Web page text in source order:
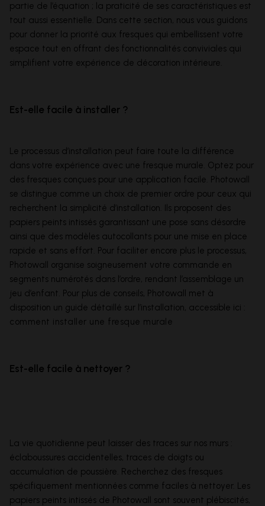
partie de l’équation ; la praticité de ses caractéristiques est
tout aussi essentielle. Dans cette section, nous vous guidons
pour donner la priorité aux fresques qui embellissent votre
espace tout en offrant des fonctionnalités conviviales qui
simplifient votre expérience de décoration intérieure.
Est-elle facile à installer ?
Le processus d’installation peut faire toute la différence
dans votre expérience avec une fresque murale. Optez pour
des fresques conçues pour une application facile. Photowall
se distingue comme un choix de premier ordre pour ceux qui
recherchent la simplicité d’installation. Ils proposent des
papiers peints intissés garantissant une pose sans désordre
ainsi que des modèles autocollants pour une mise en place
rapide et sans effort. Pour faciliter encore plus le processus,
Photowall organise soigneusement votre commande en
segments numérotés dans l’ordre, rendant l’assemblage un
jeu d’enfant. Pour plus de conseils, Photowall met à
disposition un guide détaillé sur l’installation, accessible ici :
comment installer une fresque murale
Est-elle facile à nettoyer ?
La vie quotidienne peut laisser des traces sur nos murs :
éclaboussures accidentelles, traces de doigts ou
accumulation de poussière. Recherchez des fresques
spécifiquement mentionnées comme faciles à nettoyer. Les
papiers peints intissés de Photowall sont souvent plébiscités,